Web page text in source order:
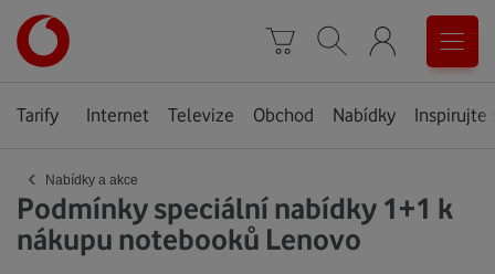
stránka
Košík
Vyhledávání
Menu
Tarify Internet Televize Obchod Nabídky Inspirujte
‹ Nabídky a akce
Podmínky speciální nabídky 1+1 k
nákupu notebooků Lenovo